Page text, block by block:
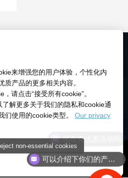
科技有限公司 版权所有 |粤ICP备
粤公安备：10000
来增强您的用户体验，个性化内
产品的更多相关内容。
请点击“接受所有cookie”。
了解更多关于我们的隐私和cookie通
们使用的cookie类型。 Our privacy
non-essential cookies
可以介绍下你们的产品么
现在有优惠活动吗